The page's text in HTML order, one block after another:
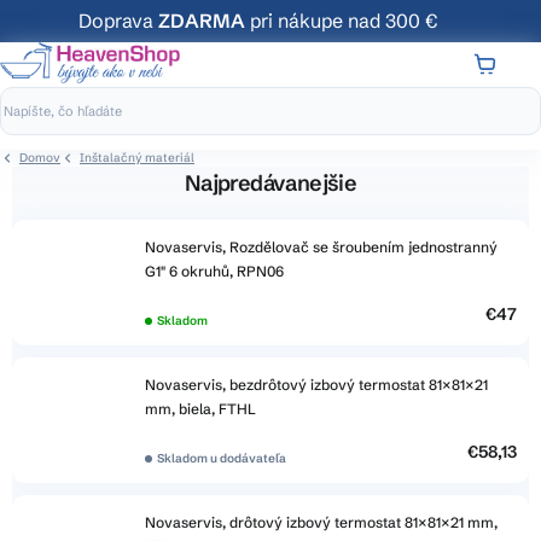
na
obsah
Doprava ZDARMA pri nákupe nad 300 €
Domov Inštalačný materiál
Najpredávanejšie
Novaservis, Rozdělovač se šroubením jednostranný
G1" 6 okruhů, RPN06
Skladom €47
Novaservis, bezdrôtový izbový termostat 81×81×21
mm, biela, FTHL
Skladom u dodávateľa €58,13
Novaservis, drôtový izbový termostat 81×81×21 mm,